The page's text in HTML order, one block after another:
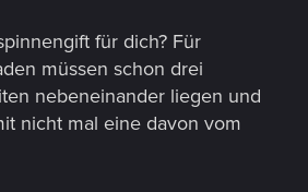
für dich? Für
müssen schon drei
nebeneinander liegen und
nicht mal eine davon vom